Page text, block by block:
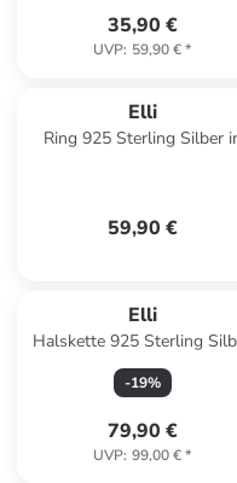
35,90 €
UVP: 59,90 €*
Elli
Ring 925 Sterling Silber
59,90 €
Elli
Halskette 925 Sterling
Geo, Plättchen in Gold
-19%
79,90 €
UVP: 99,00 €*